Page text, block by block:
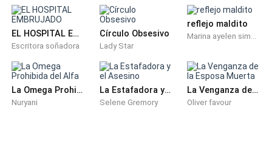
EL HOSPITAL EMBRUJADO
Escritora soñadora
Círculo Obsesivo
Lady Star
reflejo maldito
Marina ayelen simbron
La Omega Prohibida del Alfa
Nuryani
La Estafadora y el Asesino
Selene Gremory
La Venganza de la Esposa Muerta
Oliver favour